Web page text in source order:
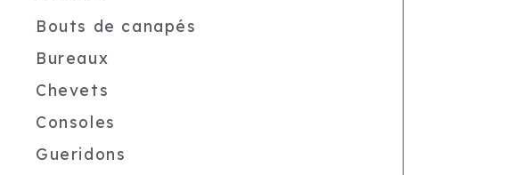
Bouts de canapés
Bureaux
Chevets
Consoles
Gueridons